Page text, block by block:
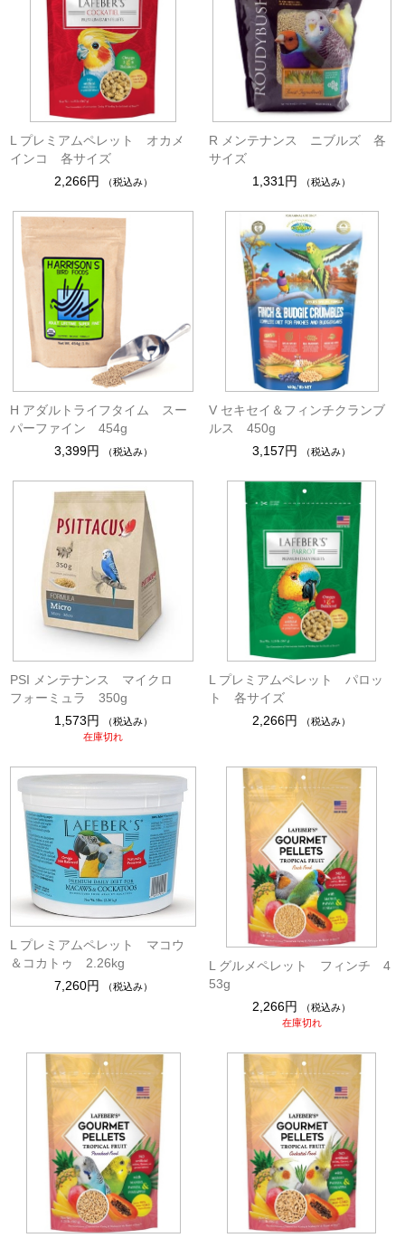
L プレミアムペレット オカメ
インコ 各サイズ
2,266円
（税込み）
R メンテナンス ニブルズ 各
サイズ
1,331円
（税込み）
H アダルトライフタイム スー
パーファイン 454g
3,399円
（税込み）
V セキセイ＆フィンチクランブ
ルス 450g
3,157円
（税込み）
PSI メンテナンス マイクロ
フォーミュラ 350g
1,573円
（税込み）
在庫切れ
L プレミアムペレット パロッ
ト 各サイズ
2,266円
（税込み）
L プレミアムペレット マコウ
＆コカトゥ 2.26kg
7,260円
（税込み）
L グルメペレット フィンチ 4
53g
2,266円
（税込み）
在庫切れ